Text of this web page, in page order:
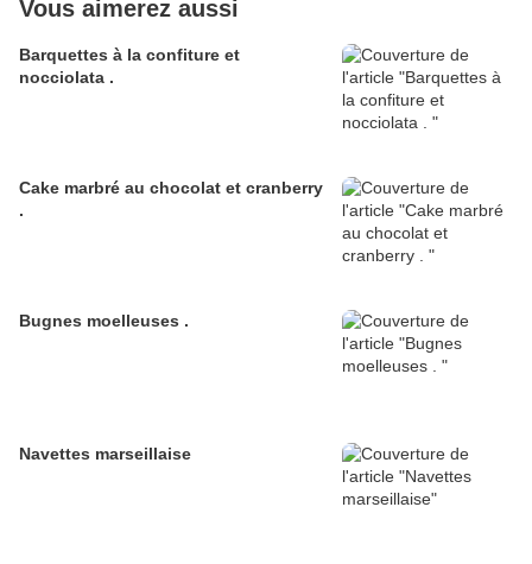
Vous aimerez aussi
Barquettes à la confiture et
nocciolata .
Cake marbré au chocolat et cranberry
.
Bugnes moelleuses .
Navettes marseillaise